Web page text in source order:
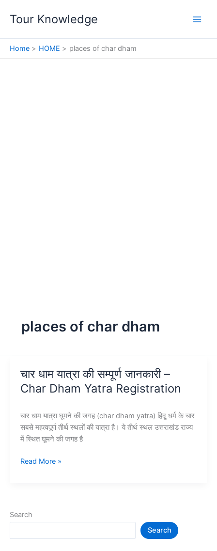
Tour Knowledge
Home HOME places of char dham
places of char dham
चार धाम यात्रा की सम्पूर्ण जानकारी –
Char Dham Yatra Registration
चार धाम यात्रा घूमने की जगह (char dham yatra) हिदू धर्म के चार
सबसे महत्वपूर्ण तीर्थ स्थलों की यात्रा है। ये तीर्थ स्थल उत्तराखंड राज्य
में स्थित घूमने की जगह है
चार
जानकारी
Read More »
Search
Search